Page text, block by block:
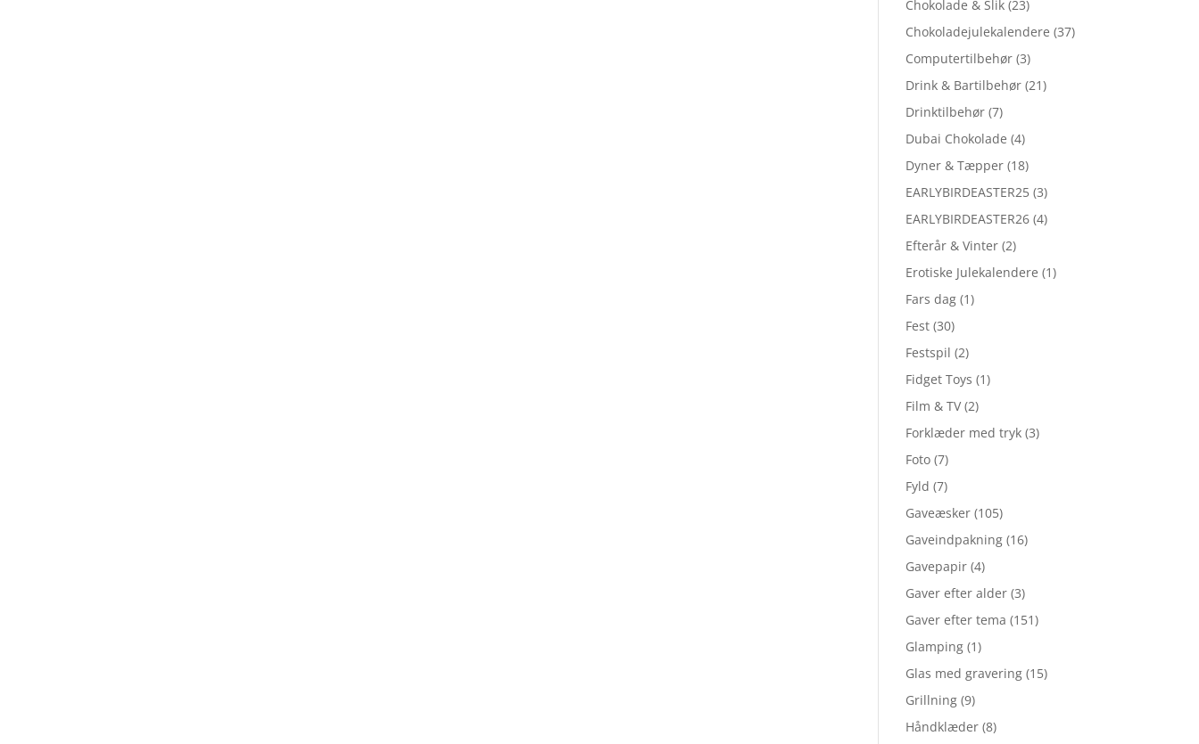
Chokolade & Slik (23)
Chokoladejulekalendere (37)
Computertilbehør (3)
Drink & Bartilbehør (21)
Drinktilbehør (7)
Dubai Chokolade (4)
Dyner & Tæpper (18)
EARLYBIRDEASTER25 (3)
EARLYBIRDEASTER26 (4)
Efterår & Vinter (2)
Erotiske Julekalendere (1)
Fars dag (1)
Fest (30)
Festspil (2)
Fidget Toys (1)
Film & TV (2)
Forklæder med tryk (3)
Foto (7)
Fyld (7)
Gaveæsker (105)
Gaveindpakning (16)
Gavepapir (4)
Gaver efter alder (3)
Gaver efter tema (151)
Glamping (1)
Glas med gravering (15)
Grillning (9)
Håndklæder (8)